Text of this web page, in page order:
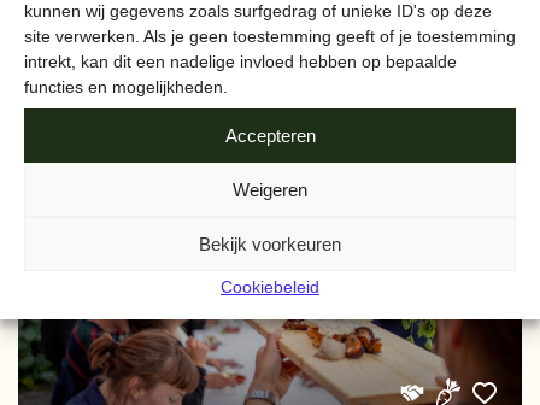
kunnen wij gegevens zoals surfgedrag of unieke ID's op deze
site verwerken. Als je geen toestemming geeft of je toestemming
intrekt, kan dit een nadelige invloed hebben op bepaalde
functies en mogelijkheden.
Accepteren
Weigeren
Bekijk voorkeuren
Cookiebeleid
MEER VAN
AMSTERDAMSE BODEM